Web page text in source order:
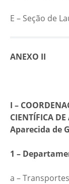
E – Seção de
ANEXO II
I –
CIENTÍFICA
Aparecida de
1 –
a –